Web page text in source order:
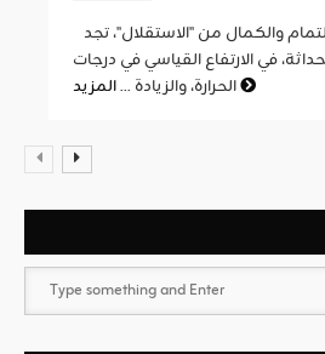
في الارتفاع القياسي في درجات
الحرارة، والزيادة ...